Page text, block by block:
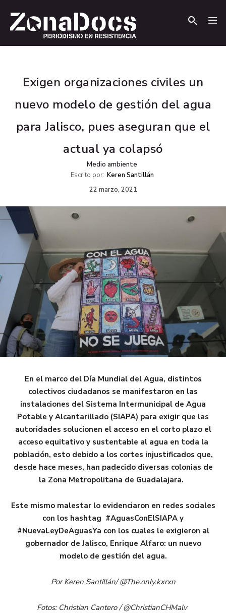
Exigen organizaciones civiles un
nuevo modelo de gestión del agua
para Jalisco, pues aseguran que el
actual ya colapsó
Medio ambiente
Escrito por: Keren Santillán
22 marzo, 2021
En el marco del Día Mundial del Agua, distintos
colectivos ciudadanos se manifestaron en las
instalaciones del Sistema Intermunicipal de Agua
Potable y Alcantarillado (SIAPA) para exigir que las
autoridades solucionen el acceso en el corto plazo el
acceso equitativo y sustentable al agua en toda la
población, esto debido a los cortes injustificados que,
desde hace meses, han padecido diversas colonias de
la Zona Metropolitana de Guadalajara.
Este mismo malestar lo evidenciaron en redes sociales
con los hashtag #AguasConElSIAPA y
#NuevaLeyDeAguasYa con los cuales le exigieron al
gobernador de Jalisco, Enrique Alfaro: un nuevo
modelo de gestión del agua.
Por Keren Santillán/ @The.only.kxrxn
Fotos: Christian Cantero / @ChristianCHMalv